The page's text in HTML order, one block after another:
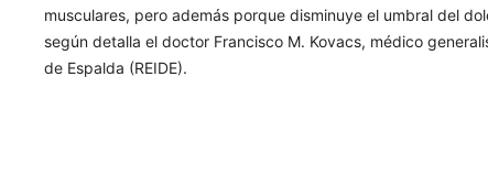
musculares, pero además porque disminuye el umbral del
según detalla el doctor Francisco M. Kovacs, médico
de Espalda (REIDE).